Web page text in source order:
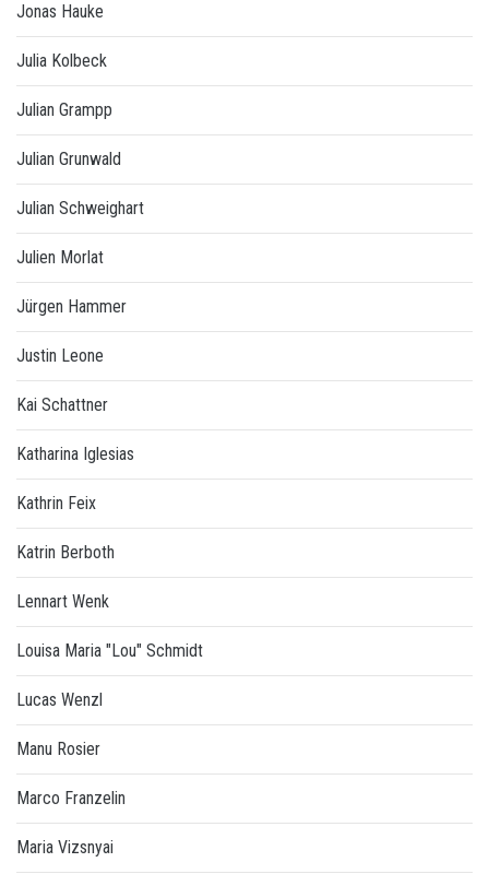
Jonas Hauke
Julia Kolbeck
Julian Grampp
Julian Grunwald
Julian Schweighart
Julien Morlat
Jürgen Hammer
Justin Leone
Kai Schattner
Katharina Iglesias
Kathrin Feix
Katrin Berboth
Lennart Wenk
Louisa Maria "Lou" Schmidt
Lucas Wenzl
Manu Rosier
Marco Franzelin
Maria Vizsnyai